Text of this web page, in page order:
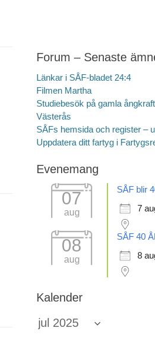
Forum – Senaste
Länkar i SÅF-bladet 24:4
Filmen Martha
Studiebesök på gamla
Västerås
SÅFs hemsida och register –
Uppdatera ditt fartyg i
Evenemang
07
aug
SÅF blir
7
08
aug
SÅF 40
8
Kalender